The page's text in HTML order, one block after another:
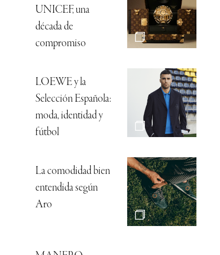
UNICEF, una
década de
compromiso
LOEWE y la
Selección Española:
moda, identidad y
fútbol
La comodidad bien
entendida según
Aro